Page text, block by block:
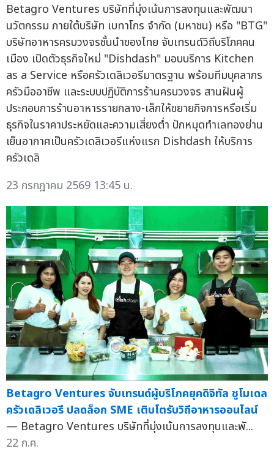
Betagro Ventures บริษัทที่มุ่งเน้นการลงทุนและพัฒนา
นวัตกรรม ภายใต้บริษัท เบทาโกร จำกัด (มหาชน) หรือ "BTG"
บริษัทอาหารครบวงจรชั้นนำของไทย จับเทรนด์วิถีบริโภคคน
เมือง เปิดตัวธุรกิจใหม่ "Dishdash" มอบบริการ Kitchen
as a Service หรือครัวเดลิเวอรีมาตรฐาน พร้อมทีมบุคลากร
ครัวมืออาชีพ และระบบปฏิบัติการร้านครบวงจร สานฝันผู้
ประกอบการร้านอาหารรายกลาง-เล็กให้ขยายกิจการหรือเริ่ม
ธุรกิจในราคาประหยัดและความเสี่ยงต่ำ ปักหมุดทำเลทองย่าน
เย็นอากาศเป็นครัวเดลิเวอรีแห่งแรก Dishdash ให้บริการ
ครัวเดลิ
23 กรกฎาคม 2569 13:45 น.
Betagro Ventures จับเทรนด์ผู้บริโภคยุคดิจิทัล ชูโมเดล
ครัวเดลิเวอรี ปลดล็อก SME เติบโตรับวิถีอาหารออนไลน์
— Betagro Ventures บริษัทที่มุ่งเน้นการลงทุนและพั...
22 ก.ค.